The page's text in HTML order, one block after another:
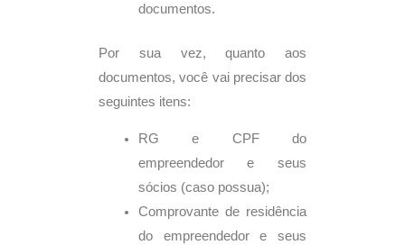
documentos.
Por sua vez, quanto aos
documentos, você vai precisar dos
seguintes itens:
RG e CPF do
empreendedor e seus
sócios (caso possua);
Comprovante de residência
do empreendedor e seus